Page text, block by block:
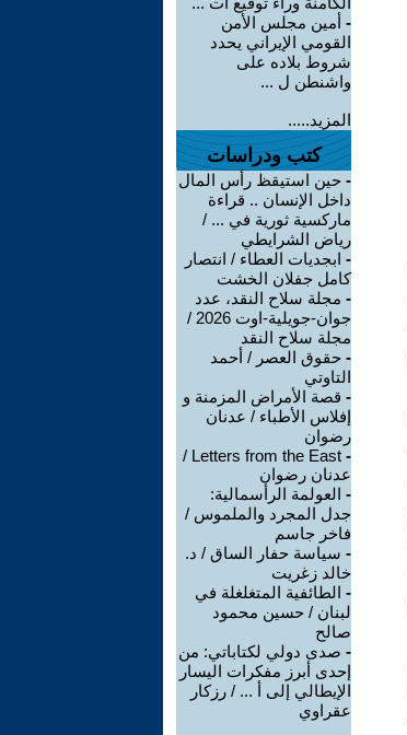
- أمين مجلس الأمن
القومي الإيراني يحدد
شروط بلاده على
واشنطن ل ...
المزيد.....
كتب ودراسات
- حين استيقظ رأس المال
داخل الإنسان .. قراءة
ماركسية ثورية في ... /
رياض الشرايطي
- ابجديات العطاء / انتصار
كامل جفلان الخشت
- مجلة سلاح النقد، عدد
جوان-جويلية-اوت 2026 /
مجلة سلاح النقد
- حقوق العصر / أحمد
التاوتي
- قصة الأمراض المزمنة و
إفلاس الأطباء / عدنان
رضوان
-
Letters from the East /
عدنان رضوان
- العولمة الرأسمالية:
جدل المجرد والملموس /
فاخر جاسم
- سياسة حفار الساق / د.
خالد زغريت
- الطائفية المتغلغلة في
لبنان / حسين محمود
صالح
- صدى دولي لكتاباتي: من
إحدى أبرز مفكرات اليسار
الإيطالي إلى أ ... / رزكار
عقراوي